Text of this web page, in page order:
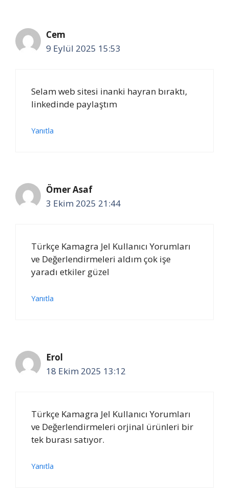
Cem
9 Eylül 2025 15:53
Selam web sitesi inanki hayran bıraktı,
linkedinde paylaştım
Yanıtla
Ömer Asaf
3 Ekim 2025 21:44
Türkçe Kamagra Jel Kullanıcı Yorumları
ve Değerlendirmeleri aldım çok işe
yaradı etkiler güzel
Yanıtla
Erol
18 Ekim 2025 13:12
Türkçe Kamagra Jel Kullanıcı Yorumları
ve Değerlendirmeleri orjinal ürünleri bir
tek burası satıyor.
Yanıtla